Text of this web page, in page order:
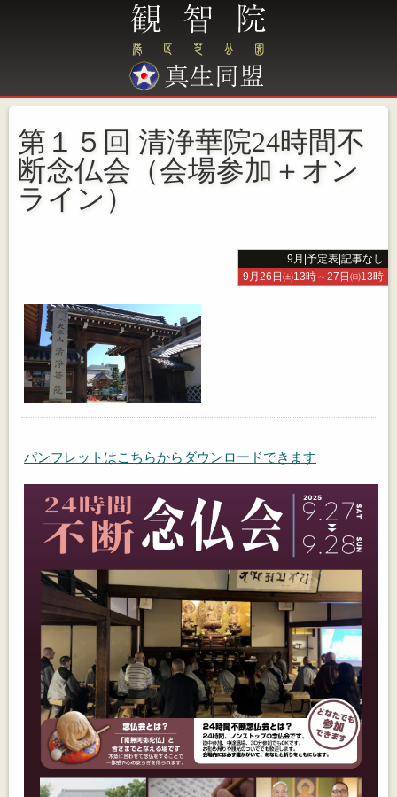
第１５回 清浄華院24時間不
断念仏会（会場参加＋オン
ライン）
9月 予定表 記事なし
9月26日㈯13時～27日㈰13時
パンフレットはこちらからダウンロードできます